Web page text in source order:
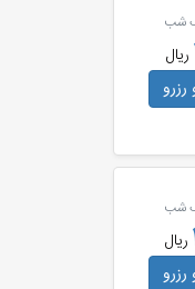
شب
ریال
رزرو
شب
ریال
رزرو